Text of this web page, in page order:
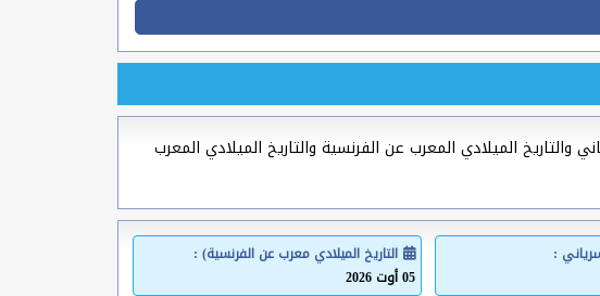
والتاريخ الميلادي المعرب عن الفرنسية والتاريخ الميلادي المعرب
:
التاريخ الميلادي معرب عن الفرنسية) :
05 أوت 2026